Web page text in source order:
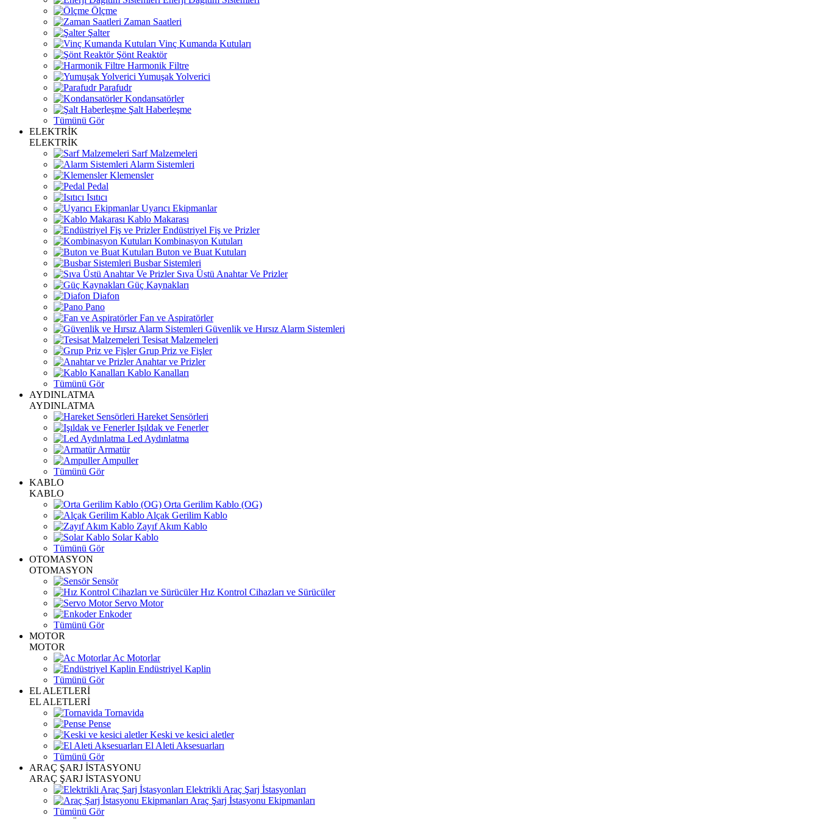
Ölçme
Zaman Saatleri
Şalter
Vinç Kumanda Kutuları
Şönt Reaktör
Harmonik Filtre
Yumuşak Yolverici
Parafudr
Kondansatörler
Şalt Haberleşme
Tümünü Gör
ELEKTRİK
ELEKTRİK
Sarf Malzemeleri
Alarm Sistemleri
Klemensler
Pedal
Isıtıcı
Uyarıcı Ekipmanlar
Kablo Makarası
Endüstriyel Fiş ve Prizler
Kombinasyon Kutuları
Buton ve Buat Kutuları
Busbar Sistemleri
Sıva Üstü Anahtar Ve Prizler
Güç Kaynakları
Diafon
Pano
Fan ve Aspiratörler
Güvenlik ve Hırsız Alarm Sistemleri
Tesisat Malzemeleri
Grup Priz ve Fişler
Anahtar ve Prizler
Kablo Kanalları
Tümünü Gör
AYDINLATMA
AYDINLATMA
Hareket Sensörleri
Işıldak ve Fenerler
Led Aydınlatma
Armatür
Ampuller
Tümünü Gör
KABLO
KABLO
Orta Gerilim Kablo (OG)
Alçak Gerilim Kablo
Zayıf Akım Kablo
Solar Kablo
Tümünü Gör
OTOMASYON
OTOMASYON
Sensör
Hız Kontrol Cihazları ve Sürücüler
Servo Motor
Enkoder
Tümünü Gör
MOTOR
MOTOR
Ac Motorlar
Endüstriyel Kaplin
Tümünü Gör
EL ALETLERİ
EL ALETLERİ
Tornavida
Pense
Keski ve kesici aletler
El Aleti Aksesuarları
Tümünü Gör
ARAÇ ŞARJ İSTASYONU
ARAÇ ŞARJ İSTASYONU
Elektrikli Araç Şarj İstasyonları
Araç Şarj İstasyonu Ekipmanları
Tümünü Gör